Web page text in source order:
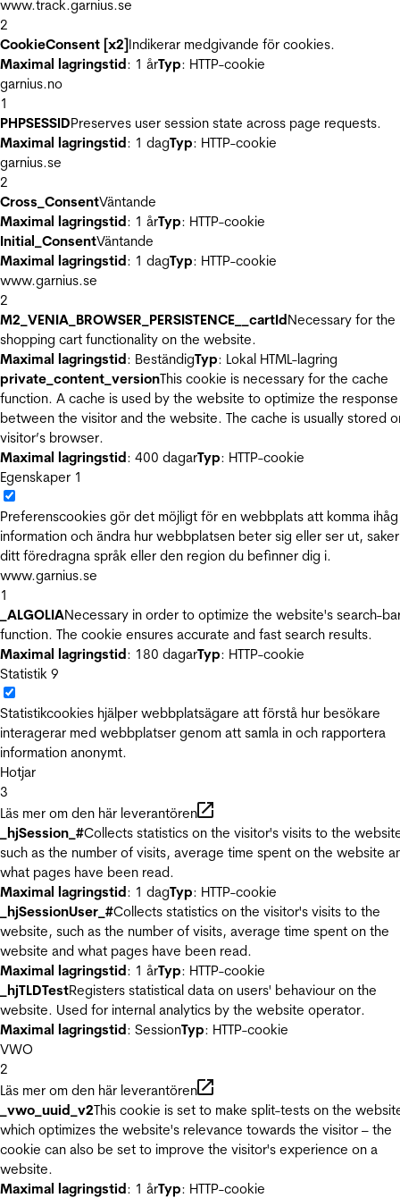
www.track.garnius.se
2
CookieConsent [x2]Indikerar medgivande för cookies.
Maximal lagringstid: 1 årTyp: HTTP-cookie
garnius.no
1
PHPSESSIDPreserves user session state across page requests.
Maximal lagringstid: 1 dagTyp: HTTP-cookie
garnius.se
2
Cross_ConsentVäntande
Maximal lagringstid: 1 årTyp: HTTP-cookie
Initial_ConsentVäntande
Maximal lagringstid: 1 dagTyp: HTTP-cookie
www.garnius.se
2
M2_VENIA_BROWSER_PERSISTENCE__cartIdNecessary for the
shopping cart functionality on the website.
Maximal lagringstid: BeständigTyp: Lokal HTML-lagring
private_content_versionThis cookie is necessary for the cache
function. A cache is used by the website to optimize the
between the visitor and the website. The cache is usually stored
visitor’s browser.
Maximal lagringstid: 400 dagarTyp: HTTP-cookie
Egenskaper 1
Preferenscookies gör det möjligt för en webbplats att komma ihåg
information och ändra hur webbplatsen beter sig eller ser ut,
ditt föredragna språk eller den region du befinner dig i.
www.garnius.se
1
_ALGOLIANecessary in order to optimize the website's search-
function. The cookie ensures accurate and fast search results.
Maximal lagringstid: 180 dagarTyp: HTTP-cookie
Statistik 9
Statistikcookies hjälper webbplatsägare att förstå hur besökare
interagerar med webbplatser genom att samla in och rapportera
information anonymt.
Hotjar
3
Läs mer om den här leverantören
_hjSession_#Collects statistics on the visitor's visits to the
such as the number of visits, average time spent on the website
what pages have been read.
Maximal lagringstid: 1 dagTyp: HTTP-cookie
_hjSessionUser_#Collects statistics on the visitor's visits to the
website, such as the number of visits, average time spent on the
website and what pages have been read.
Maximal lagringstid: 1 årTyp: HTTP-cookie
_hjTLDTestRegisters statistical data on users' behaviour on the
website. Used for internal analytics by the website operator.
Maximal lagringstid: SessionTyp: HTTP-cookie
VWO
2
Läs mer om den här leverantören
_vwo_uuid_v2This cookie is set to make split-tests on the
which optimizes the website's relevance towards the visitor – the
cookie can also be set to improve the visitor's experience on a
website.
Maximal lagringstid: 1 årTyp: HTTP-cookie